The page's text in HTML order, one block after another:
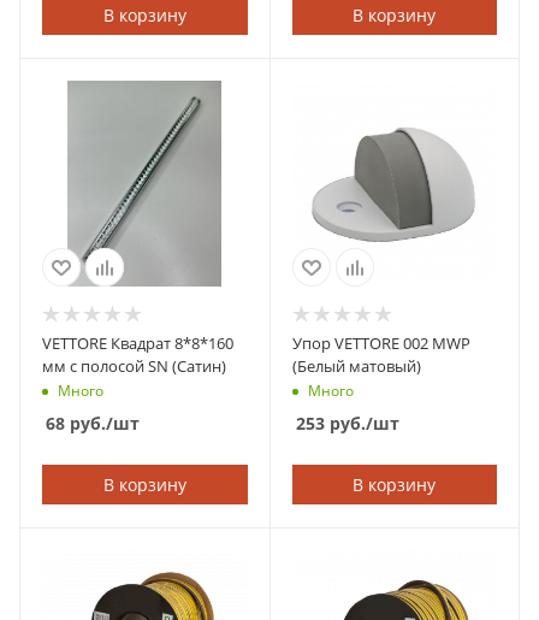
В корзину В корзину
VETTORE Квадрат 8*8*160
мм с полосой SN (Сатин)
Много
68 руб./шт
В корзину
Упор VETTORE 002 MWP
(Белый матовый)
Много
253руб./шт
В корзину